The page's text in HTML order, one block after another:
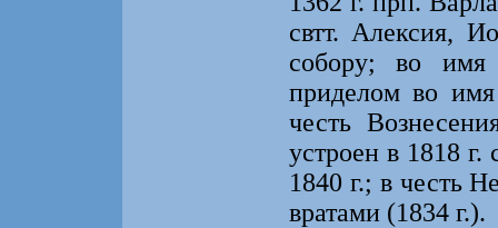
свтт. Алексия,
собору; во имя
приделом во
честь
устроен в 1818
1840 г.; в честь
вратами (1834 г.).